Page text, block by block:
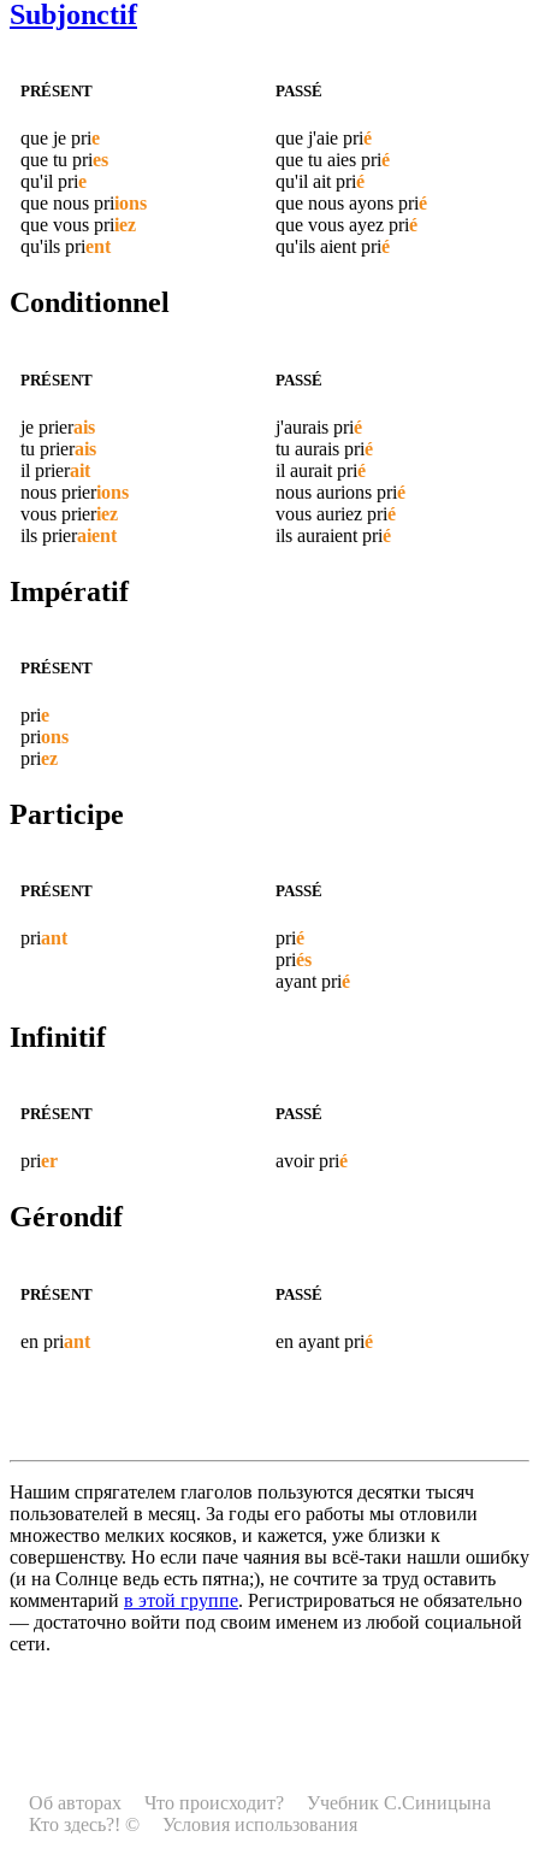
Subjonctif
PRÉSENT
que je prie
que tu pries
qu'il prie
que nous priions
que vous priiez
qu'ils prient
PASSÉ
que j'aie prié
que tu aies prié
qu'il aitprié
que nous ayons prié
que vous ayez prié
qu'ils aientprié
Conditionnel
PRÉSENT
je prierais
tu prierais
il prierait
nous prierions
vous prieriez
ils prieraient
PASSÉ
j'aurais prié
tu aurais prié
il aurait prié
nous aurions prié
vous auriez prié
ils auraient prié
Impératif
PRÉSENT
prie
prions
priez
Participe
PRÉSENT
priant
PASSÉ
prié
priés
ayant prié
Infinitif
PRÉSENT
prier
PASSÉ
avoirprié
Gérondif
PRÉSENT
en priant
PASSÉ
en ayant prié
Нашим спрягателем глаголов пользуются десятки тысяч
пользователей в месяц. За годы его работы мы отловили
множество мелких косяков, и кажется, уже близки к
совершенству. Но если паче чаяния вы всё-таки нашли ошибку
(и на Солнце ведь есть пятна;), не сочтите за труд оставить
комментарий в этой группе. Регистрироваться не обязательно
— достаточно войти под своим именем из любой социальной
сети.
Об авторах Что происходит?
Учебник С.Синицына
Кто здесь?! ©
Условия использования